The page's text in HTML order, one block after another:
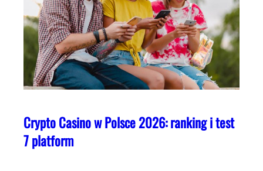
Crypto Casino w Polsce 2026: ranking i test
7 platform